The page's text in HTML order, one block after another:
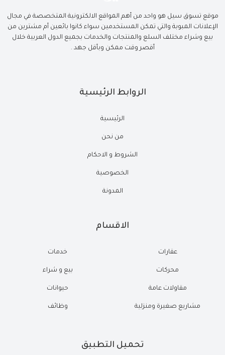
موقع تسوق سيل هو واحد من أهم المواقع الالكترونية المتخصصة في مجال
الإعلانات المبوبة والتي تمكن المستخدمين سواء كانوا بائعين أم مشترين من
بيع وشراء مختلف السلع والمنتجات والخدمات بجميع الدول العربية خلال
أقصر وقت ممكن وبأقل جهد .
الروابط الرئيسية
الرئيسية
من نحن
الشروط و الاحكام
الخصوصية
المدونة
الاقسام
عقارات
محركات
مقاولات عامة
مشاريع صغيرة ومنزلية
خدمات
بيع و شراء
حيوانات
وظائف
تحميل التطبيق